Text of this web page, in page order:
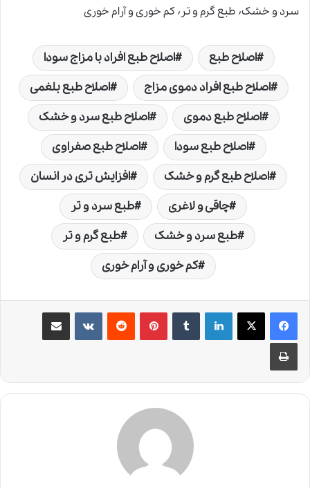
سرد و خشک٬ طبع گرم و تر٬ کم خوری و آرام خوری
اصلاح طبع
اصلاح طبع افراد با مزاج سودا
اصلاح طبع افراد دموی مزاج
اصلاح طبع بلغمی
اصلاح طبع دموی
اصلاح طبع سرد و خشک
اصلاح طبع سودا
اصلاح طبع صفراوی
اصلاح طبع گرم و خشک
افزایش تری در انسان
چاقی و لاغری
طبع سرد و تر
طبع سرد و خشک
طبع گرم و تر
کم خوری و آرام خوری
لینکدین ‫تامبلر ‫پین‌ترست‫رددیت ‫VKontakteاشتراک گذاری از طریق ایمیل
چاپ